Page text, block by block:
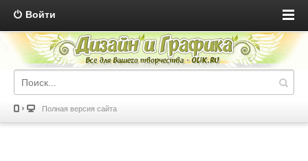
Войти
Полная версия сайта